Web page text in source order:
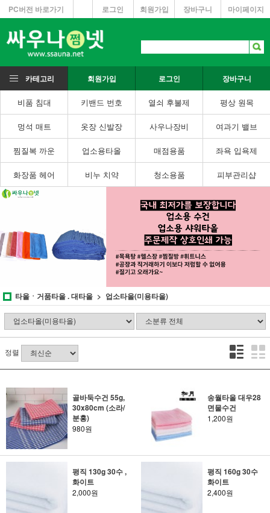
PC버전 바로가기 마이페이지
장바구니
회원가입
로그인
카테고리 회원가입 로그인 장바구니
비품 침대 키밴드 번호 열쇠 후불제 평상 원목
멍석 매트 옷장 신발장 사우나장비 여과기 밸브
찜질복 까운 업소용타올 매점용품 좌욕 입욕제
화장품 헤어 비누 치약 청소용품 피부관리샵
타올ㆍ거품타올 . 대타올 업소타올(미용타올)
정렬
골바둑수건 55g,
30x80cm (소라/
분홍)
980원
송월타올 대우28
면물수건
1,200원
평직 130g 30수 ,
화이트
2,000원
평직 160g 30수
화이트
2,400원